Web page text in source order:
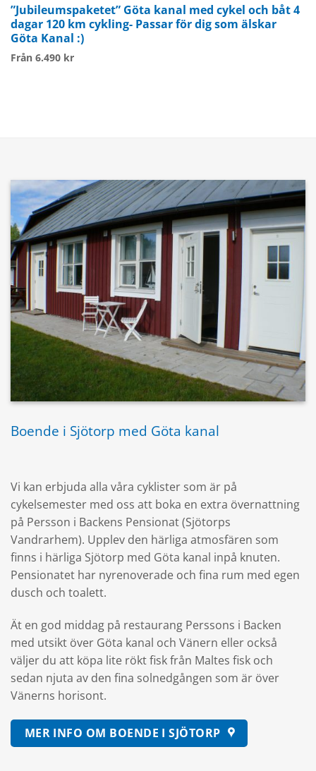
”Jubileumspaketet” Göta kanal med cykel och båt 4
dagar 120 km cykling- Passar för dig som älskar
Göta Kanal :)
Från 6.490 kr
Boende i Sjötorp med Göta kanal
Vi kan erbjuda alla våra cyklister som är på
cykelsemester med oss att boka en extra övernattning
på Persson i Backens Pensionat (Sjötorps
Vandrarhem). Upplev den härliga atmosfären som
finns i härliga Sjötorp med Göta kanal inpå knuten.
Pensionatet har nyrenoverade och fina rum med egen
dusch och toalett.
Ät en god middag på restaurang Perssons i Backen
med utsikt över Göta kanal och Vänern eller också
väljer du att köpa lite rökt fisk från Maltes fisk och
sedan njuta av den fina solnedgången som är över
Vänerns horisont.
MER INFO OM BOENDE I SJÖTORP